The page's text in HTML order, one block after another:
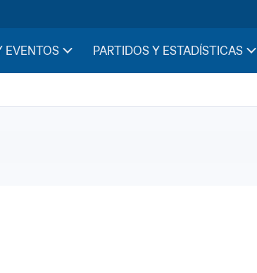
EVENTOS PARTIDOS Y ESTADÍSTICAS
financieros